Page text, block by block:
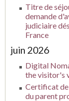
Titre de
demande
judiciaire
France
juin 2026
Digital
the visitor's
Certificat de
du parent